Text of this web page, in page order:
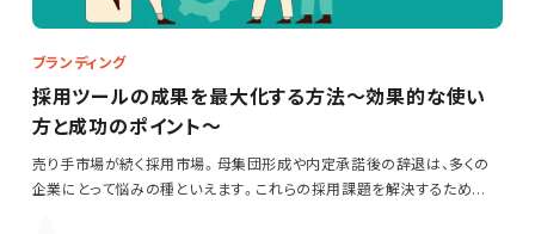
ブランディング
採用ツールの成果を最大化する方法～効果的な使い
方と成功のポイント～
売り手市場が続く採用市場。母集団形成や内定承諾後の辞退は、多くの
企業にとって悩みの種といえます。これらの採用課題を解決するため